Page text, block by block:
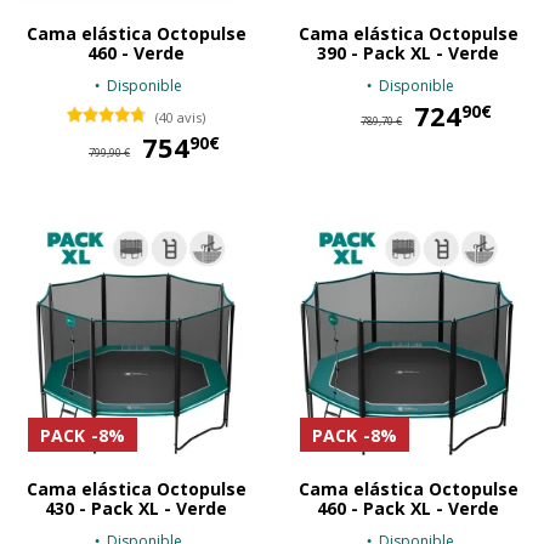
Cama elástica Octopulse
460 - Verde
Disponible
(40 avis)
799,90 € 75490€
Cama elástica Octopulse
390 - Pack XL - Verde
Disponible
789,70 € 72490€
PACK -8%
Cama elástica Octopulse
430 - Pack XL - Verde
PACK -8%
Cama elástica Octopulse
460 - Pack XL - Verde